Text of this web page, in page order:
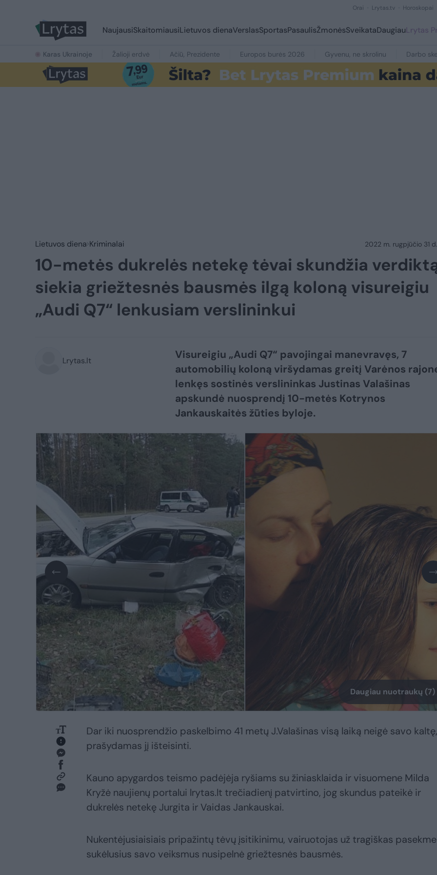
Orai Lrytas.tv Horoskopai
NaujausiSkaitomiausiLietuvos dienaVerslasSportasPasaulisŽmonėsSveikataDaugiauLrytas
Karas Ukrainoje Žalioji erdvė Ačiū, Prezidente Europos burės 2026 Gyvenu, ne skrolinu Darbo
Lietuvos diena Kriminalai 2022 m. rugpjūčio 31
10-metės dukrelės netekę tėvai skundžia
siekia griežtesnės bausmės ilgą koloną visureigiu
„Audi Q7“ lenkusiam verslininkui
Lrytas.lt
Visureigiu „Audi Q7“ pavojingai manevravęs, 7
automobilių koloną viršydamas greitį Varėnos
lenkęs sostinės verslininkas Justinas Valašinas
apskundė nuosprendį 10-metės Kotrynos
Jankauskaitės žūties byloje.
Daugiau nuotraukų (7)
Dar iki nuosprendžio paskelbimo 41 metų J.Valašinas visą laiką neigė savo kaltę,
prašydamas jį išteisinti.
Kauno apygardos teismo padėjėja ryšiams su žiniasklaida ir visuomene Milda
Kryžė naujienų portalui lrytas.lt trečiadienį patvirtino, jog skundus pateikė ir
dukrelės netekę Jurgita ir Vaidas Jankauskai.
Nukentėjusiaisiais pripažintų tėvų įsitikinimu, vairuotojas už tragiškas
sukėlusius savo veiksmus nusipelnė griežtesnės bausmės.